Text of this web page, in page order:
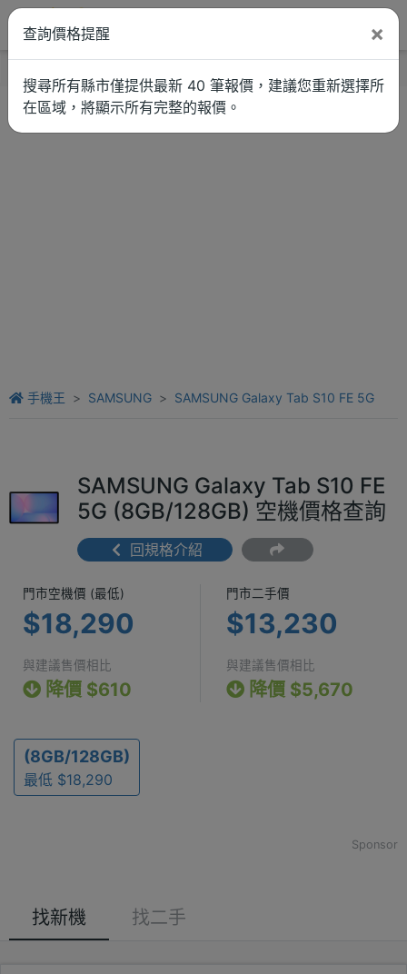
手機王 SAMSUNG SAMSUNG Galaxy Tab S10 FE 5G
SAMSUNG Galaxy Tab S10 FE
5G (8GB/128GB) 空機價格查詢
回規格介紹
門市空機價 (最低) $18,290
門市空機價 (最低)
$18,290
與建議售價相比
降價 $610
門市二手價
門市二手價
$13,230
與建議售價相比
降價 $5,670
(8GB/128GB)
最低 $18,290
Sponsor
找新機 找二手
查詢價格提醒 ×
搜尋所有縣市僅提供最新 40 筆報價，建議您重新選擇所
在區域，將顯示所有完整的報價。